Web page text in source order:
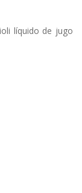
líquido de jugo